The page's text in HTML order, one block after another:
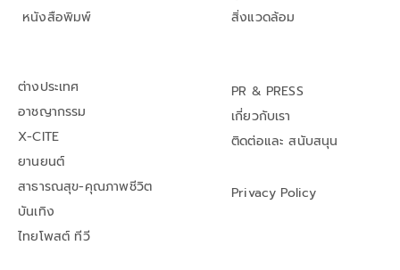
หนังสือพิมพ์
สิ่งแวดล้อม
ต่างประเทศ
อาชญากรรม
X-CITE
ยานยนต์
สาธารณสุข-คุณภาพชีวิต
บันเทิง
ไทยโพสต์ ทีวี
PR & PRESS
เกี่ยวกับเรา
ติดต่อและ สนับสนุน
Privacy Policy